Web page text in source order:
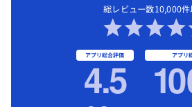
総レビュー数10,000
アプリ総合評価
4.5 アプリ
1